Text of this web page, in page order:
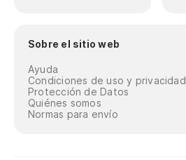
Sobre el sitio web
Ayuda
Condiciones de uso y privacidad
Protección de Datos
Quiénes somos
Normas para envío